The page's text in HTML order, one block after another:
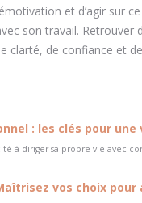
et d’agir sur
son travail.
clarté, de confiance et
: les clés pour une
à diriger sa propre vie avec
vos choix